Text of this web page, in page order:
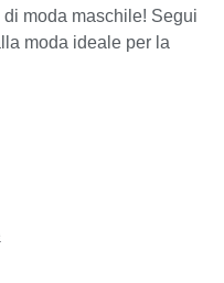
moda maschile! Segui
moda ideale per la